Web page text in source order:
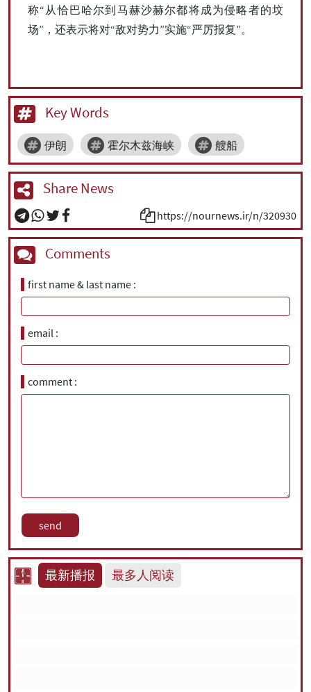
称“从恰巴哈尔到马赫沙赫尔都将成为侵略者的坟
场”，还表示将对“敌对势力”实施“严厉报复”。
Key Words
伊朗 霍尔木兹海峡 艘船
Share News
https://nournews.ir/n/320930
Comments
first name & last name
email
comment
最新播报 最多人阅读